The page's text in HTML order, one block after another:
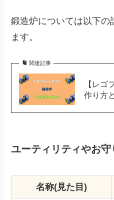
鍛造炉については以下の
ます。
関連記事
【レゴ
作り方
ユーティリティやお守
名称(見た目)